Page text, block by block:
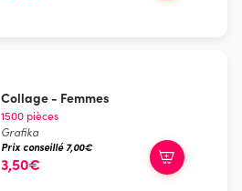
Collage - Femmes
1500 pièces
Grafika
Prix conseillé 7,00€
3,50€